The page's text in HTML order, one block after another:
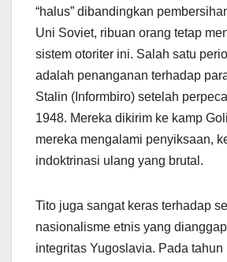
“halus” dibandingkan
Uni Soviet, ribuan orang tetap
sistem otoriter ini. Salah satu
adalah penanganan terhadap
Stalin (Informbiro) setelah
1948. Mereka dikirim ke kamp
mereka mengalami penyiksaan,
indoktrinasi ulang yang brutal.
Tito juga sangat keras terhadap
nasionalisme etnis yang
integritas Yugoslavia. Pada tahun